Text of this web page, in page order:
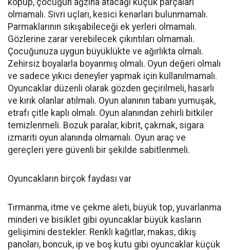
olmamalı. Sivri uçları, kesici kenarları bulunmamalı.
Parmaklarının sıkışabileceği ek yerleri olmamalı.
Gözlerine zarar verebilecek çıkıntıları olmamalı.
Çocuğunuza uygun büyüklükte ve ağırlıkta olmalı.
Zehirsiz boyalarla boyanmış olmalı. Oyun değeri olmalı
ve sadece yıkıcı deneyler yapmak için kullanılmamalı.
Oyuncaklar düzenli olarak gözden geçirilmeli, hasarlı
ve kırık olanlar atılmalı. Oyun alanının tabanı yumuşak,
etrafı çitle kaplı olmalı. Oyun alanından zehirli bitkiler
temizlenmeli. Bozuk paralar, kibrit, çakmak, sigara
izmariti oyun alanında olmamalı. Oyun araç ve
gereçleri yere güvenli bir şekilde sabitlenmeli.
Oyuncakların birçok faydası var
Tırmanma, itme ve çekme aleti, büyük top, yuvarlanma
minderi ve bisiklet gibi oyuncaklar büyük kasların
gelişimini destekler. Renkli kağıtlar, makas, dikiş
panoları, boncuk, ip ve boş kutu gibi oyuncaklar küçük